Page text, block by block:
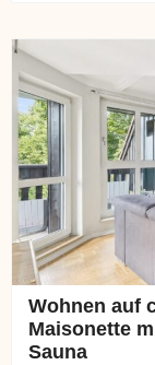
Wohnen auf
Maisonette
Sauna